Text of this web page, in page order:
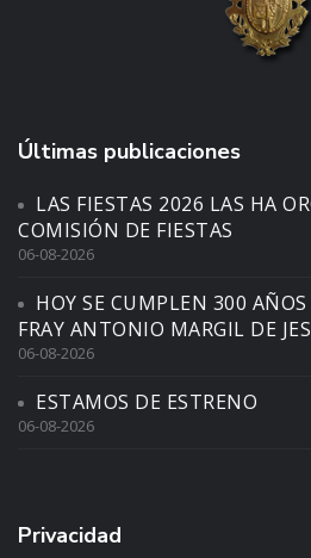
Últimas publicaciones
LAS FIESTAS 2026 LAS HA
COMISIÓN DE FIESTAS
06-08-2026
HOY SE CUMPLEN 300
FRAY ANTONIO MARGIL DE
06-08-2026
ESTAMOS DE ESTRENO
06-08-2026
Privacidad